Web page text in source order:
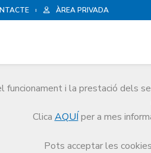
ÀREA PRIVADA
i la prestació dels
Clica AQUÍ per a mes
Pots acceptar les
2011